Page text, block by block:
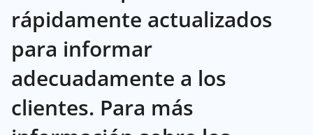
rápidamente actualizados
para informar
adecuadamente a los
clientes. Para más